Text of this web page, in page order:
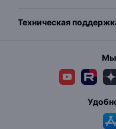
Техническая
Мы